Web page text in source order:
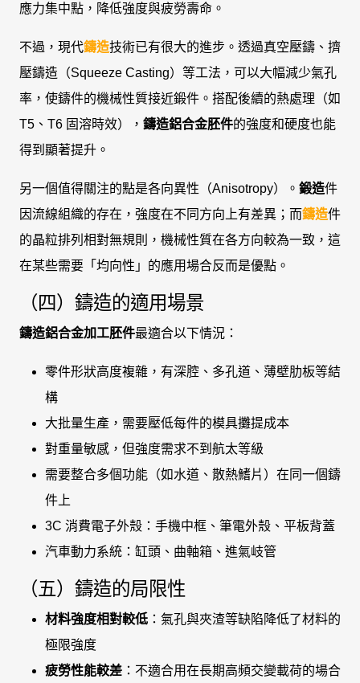
應力集中點，降低強度與疲勞壽命。
不過，現代鑄造技術已有很大的進步。透過真空壓鑄、擠
壓鑄造（Squeeze Casting）等工法，可以大幅減少氣孔
率，使鑄件的機械性質接近鍛件。搭配後續的熱處理（如
T5、T6 固溶時效）， 鑄造鋁合金胚件的強度和硬度也能
得到顯著提升。
另一個值得關注的點是各向異性（Anisotropy）。 鍛造件
因流線組織的存在，強度在不同方向上有差異；而鑄造件
的晶粒排列相對無規則，機械性質在各方向較為一致，這
在某些需要「均向性」的應用場合反而是優點。
（四）鑄造的適用場景
鑄造鋁合金加工胚件最適合以下情況：
零件形狀高度複雜，有深腔、多孔道、薄壁肋板等結
構
大批量生產，需要壓低每件的模具攤提成本
對重量敏感，但強度需求不到航太等級
需要整合多個功能（如水道、散熱鰭片）在同一個鑄
件上
3C 消費電子外殼：手機中框、筆電外殼、平板背蓋
汽車動力系統：缸頭、曲軸箱、進氣岐管
（五）鑄造的局限性
材料強度相對較低 ：氣孔與夾渣等缺陷降低了材料的
極限強度
疲勞性能較差 ：不適合用在長期高頻交變載荷的場合